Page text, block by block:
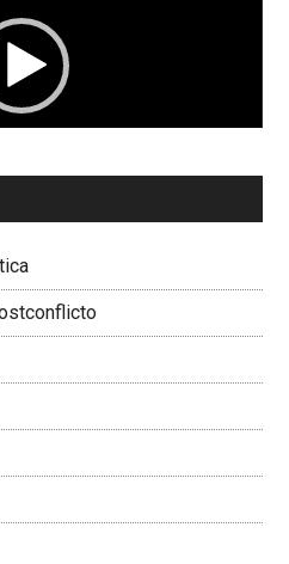
01:04
Presidenta Corporación